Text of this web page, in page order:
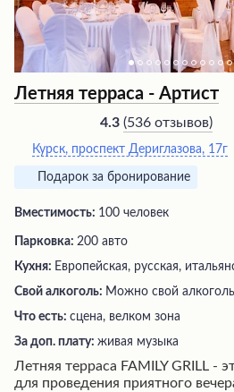
Летняя терраса - Артист
4.3 (536 отзывов)
Курск, проспект Дериглазова, 17г
Подарок за бронирование
Вместимость: 100 человек
Парковка: 200 авто
Кухня: Европейская, русская,
Свой алкоголь: Можно свой алкоголь
Что есть: сцена, велком зона
За доп. плату: живая музыка
Летняя терраса FAMILY GRILL -
для проведения приятного